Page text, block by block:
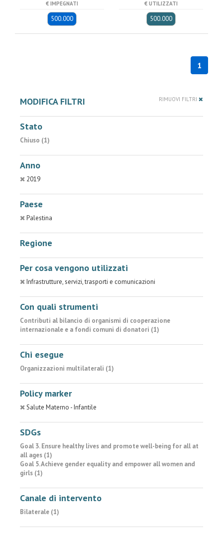
€ IMPEGNATI
500.000
€ UTILIZZATI
500.000
1
MODIFICA FILTRI RIMUOVI FILTRI
Stato
Chiuso (1)
Anno
2019
Paese
Palestina
Regione
Per cosa vengono utilizzati
Infrastrutture, servizi, trasporti e comunicazioni
Con quali strumenti
Contributi al bilancio di organismi di cooperazione
internazionale e a fondi comuni di donatori (1)
Chi esegue
Organizzazioni multilaterali (1)
Policy marker
Salute Materno - Infantile
SDGs
Goal 3. Ensure healthy lives and promote well-being for all at
all ages (1)
Goal 5. Achieve gender equality and empower all women and
girls (1)
Canale di intervento
Bilaterale (1)